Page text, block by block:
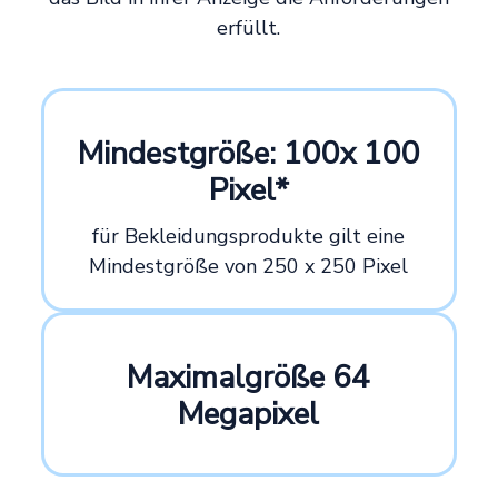
erfüllt.
Mindestgröße: 100x 100
Pixel*
für Bekleidungsprodukte gilt eine
Mindestgröße von 250 x 250 Pixel
Maximalgröße 64
Megapixel